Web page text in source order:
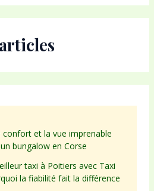
confort et la vue imprenable
bungalow en Corse
taxi à Poitiers avec Taxi
la fiabilité fait la différence